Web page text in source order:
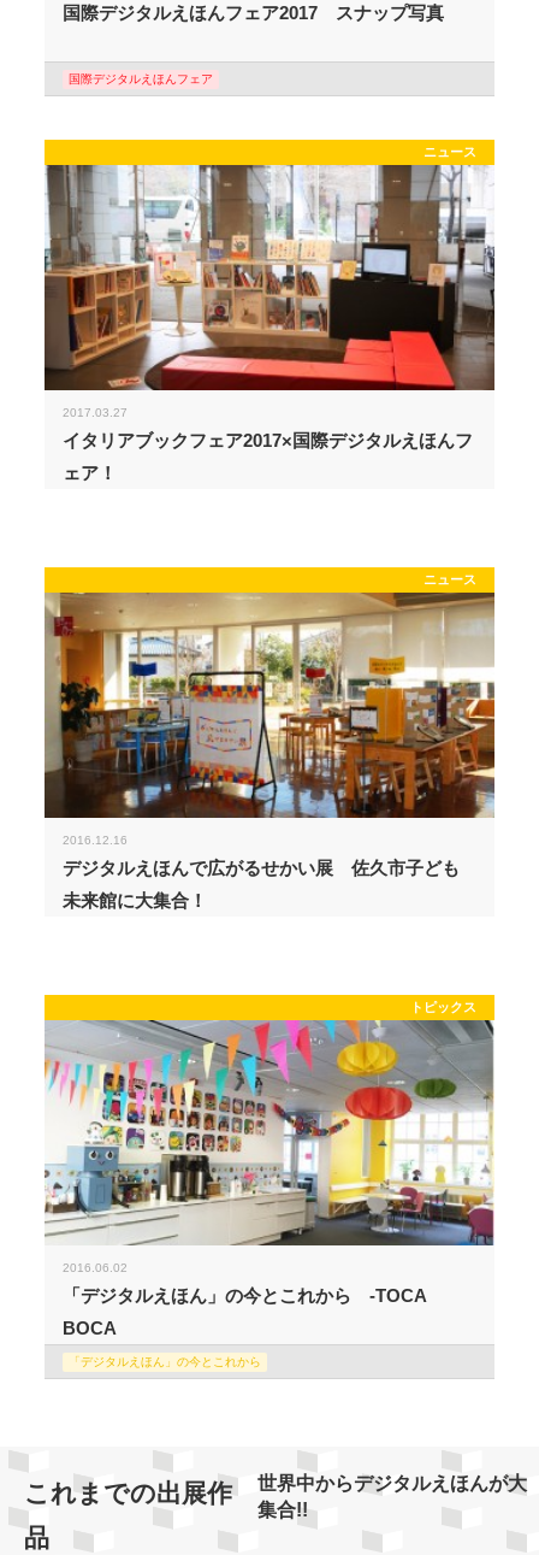
国際デジタルえほんフェア2017 スナップ写真
国際デジタルえほんフェア
ニュース
2017.03.27
イタリアブックフェア2017×国際デジタルえほんフ
ェア！
ニュース
2016.12.16
デジタルえほんで広がるせかい展 佐久市子ども
未来館に大集合！
トピックス
2016.06.02
「デジタルえほん」の今とこれから -TOCA
BOCA
「デジタルえほん」の今とこれから
これまでの出展作
品
世界中からデジタルえほんが大
集合!!